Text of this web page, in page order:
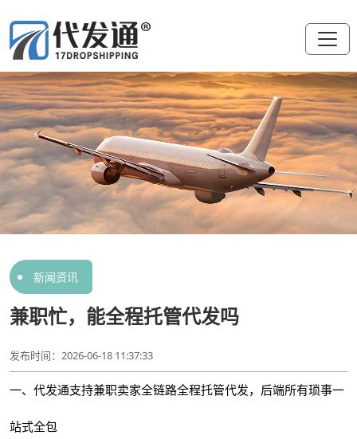
新闻资讯
兼职忙，能全程托管代发吗
发布时间：2026-06-18 11:37:33
一、代发通支持兼职卖家全链路全程托管代发，后端所有琐事一
站式全包